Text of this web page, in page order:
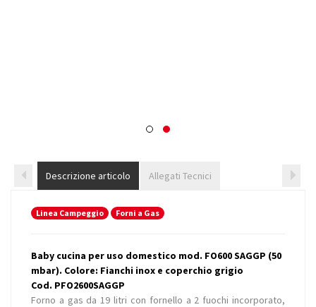
Descrizione articolo Allegati Tecnici
Linea Campeggio Forni a Gas
Baby cucina per uso domestico mod. FO600 SAGGP (50
mbar). Colore: Fianchi inox e coperchio grigio
Cod. PFO2600SAGGP
Forno a gas da 19 litri con fornello a 2 fuochi incorporato,